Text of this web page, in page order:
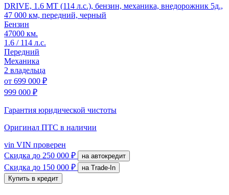
DRIVE, 1.6 MT (114 л.с.), бензин, механика, внедорожник 5д.,
47 000 км, передний, черный
Бензин
47000 км.
1.6 / 114 л.с.
Передний
Механика
2 владельца
от 699 000 ₽
999 000 ₽
Гарантия юридической чистоты
Оригинал ПТС в наличии
vin VIN проверен
Скидка до 250 000 ₽ на автокредит
Скидка до 150 000 ₽
на Trade-In
Купить в кредит